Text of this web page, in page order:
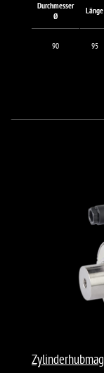
Durchmesser
Ø
Länge
90 95